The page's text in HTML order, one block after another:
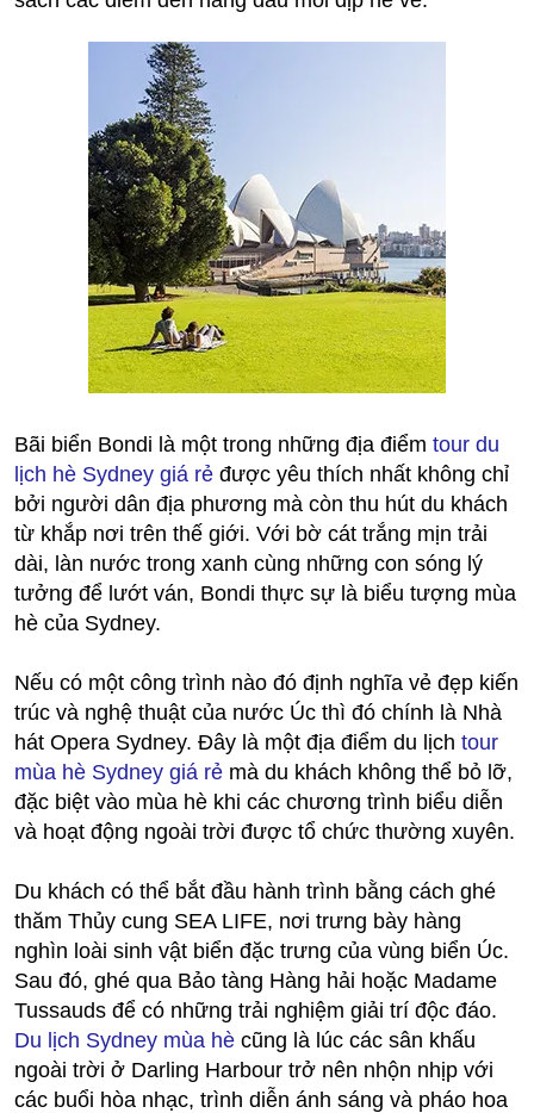
Bãi biển Bondi là một trong những địa điểm tour du
lịch hè Sydney giá rẻ được yêu thích nhất không chỉ
bởi người dân địa phương mà còn thu hút du khách
từ khắp nơi trên thế giới. Với bờ cát trắng mịn trải
dài, làn nước trong xanh cùng những con sóng lý
tưởng để lướt ván, Bondi thực sự là biểu tượng mùa
hè của Sydney.
Nếu có một công trình nào đó định nghĩa vẻ đẹp kiến
trúc và nghệ thuật của nước Úc thì đó chính là Nhà
hát Opera Sydney. Đây là một địa điểm du lịch tour
mùa hè Sydney giá rẻ mà du khách không thể bỏ lỡ,
đặc biệt vào mùa hè khi các chương trình biểu diễn
và hoạt động ngoài trời được tổ chức thường xuyên.
Du khách có thể bắt đầu hành trình bằng cách ghé
thăm Thủy cung SEA LIFE, nơi trưng bày hàng
nghìn loài sinh vật biển đặc trưng của vùng biển Úc.
Sau đó, ghé qua Bảo tàng Hàng hải hoặc Madame
Tussauds để có những trải nghiệm giải trí độc đáo.
Du lịch Sydney mùa hè cũng là lúc các sân khấu
ngoài trời ở Darling Harbour trở nên nhộn nhịp với
các buổi hòa nhạc, trình diễn ánh sáng và pháo hoa